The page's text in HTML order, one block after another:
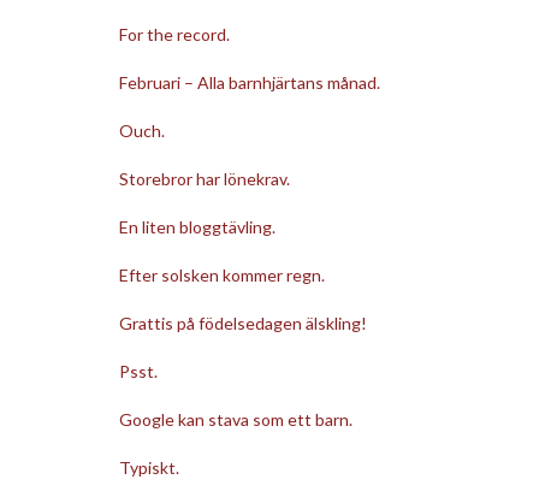
For the record.
Februari – Alla barnhjärtans månad.
Ouch.
Storebror har lönekrav.
En liten bloggtävling.
Efter solsken kommer regn.
Grattis på födelsedagen älskling!
Psst.
Google kan stava som ett barn.
Typiskt.